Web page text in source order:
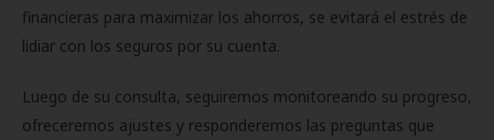
financieras para maximizar los ahorros, se evitará el estrés de
lidiar con los seguros por su cuenta.
Luego de su consulta, seguiremos monitoreando su progreso,
ofreceremos ajustes y responderemos las preguntas que